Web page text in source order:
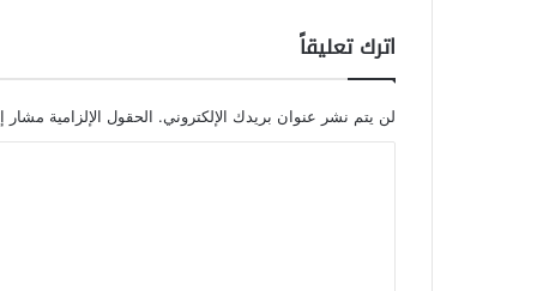
اترك تعليقاً
لن يتم نشر عنوان بريدك الإلكتروني. الحقول الإلزامية مشار